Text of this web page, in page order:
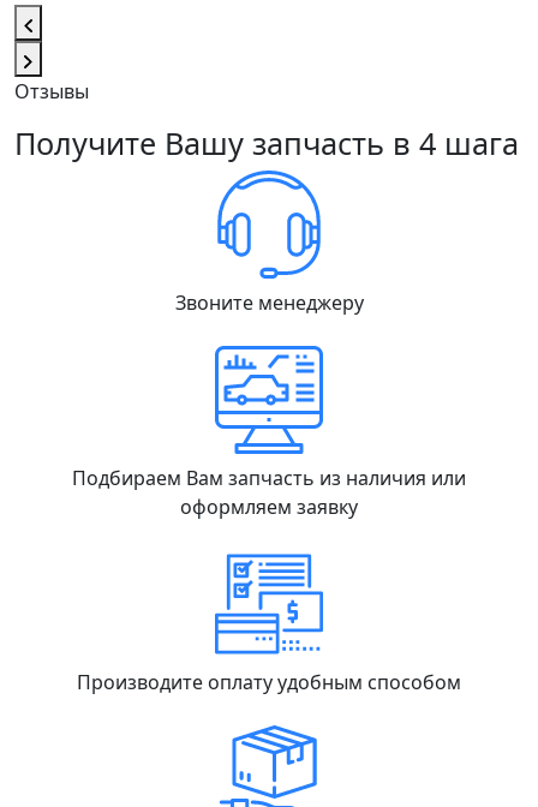
Отзывы
Получите Вашу запчасть в 4 шага
Звоните менеджеру
Подбираем Вам запчасть из наличия или
оформляем заявку
Производите оплату удобным способом